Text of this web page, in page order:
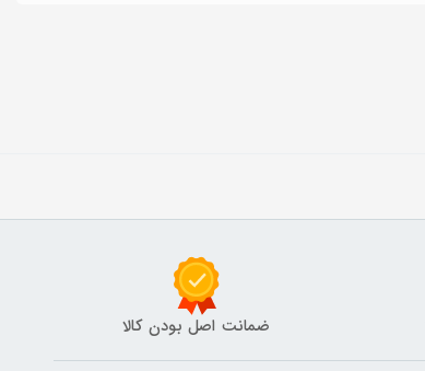
ضمانت اصل بودن کالا